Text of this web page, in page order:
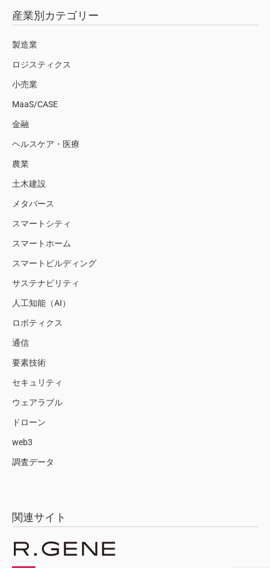
産業別カテゴリー
製造業
ロジスティクス
小売業
MaaS/CASE
金融
ヘルスケア・医療
農業
土木建設
メタバース
スマートシティ
スマートホーム
スマートビルディング
サステナビリティ
人工知能（AI）
ロボティクス
通信
要素技術
セキュリティ
ウェアラブル
ドローン
web3
調査データ
関連サイト